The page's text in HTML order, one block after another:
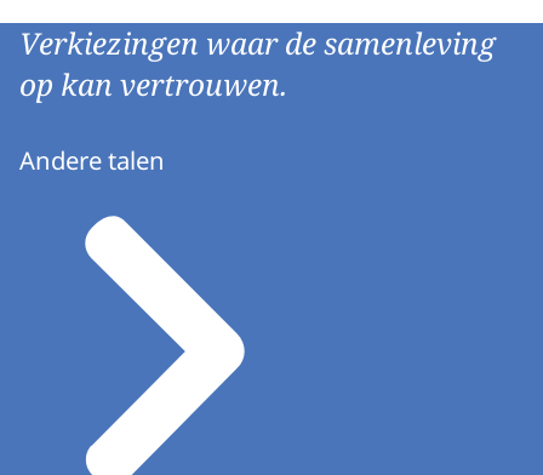
Verkiezingen waar de samenleving
op kan vertrouwen.
Andere talen